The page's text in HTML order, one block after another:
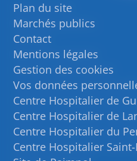
Plan du site
Marchés publics
Contact
Mentions légales
Gestion des cookies
Vos données
Centre Hospitalier de
Centre Hospitalier de
Centre Hospitalier du
Centre Hospitalier